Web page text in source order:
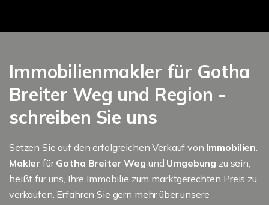
Immobilienmakler für Gotha
Breiter Weg und Region -
schreiben Sie uns
Setzen Sie auf den erfolgreichen Verkauf von Immobilien
Makler fürGotha Breiter Weg und Umgebung zu sein,
heißt für uns, Ihre Immobilie zum marktgerechten Preis zu
verkaufen. Erfahren Sie gern mehr über unsere